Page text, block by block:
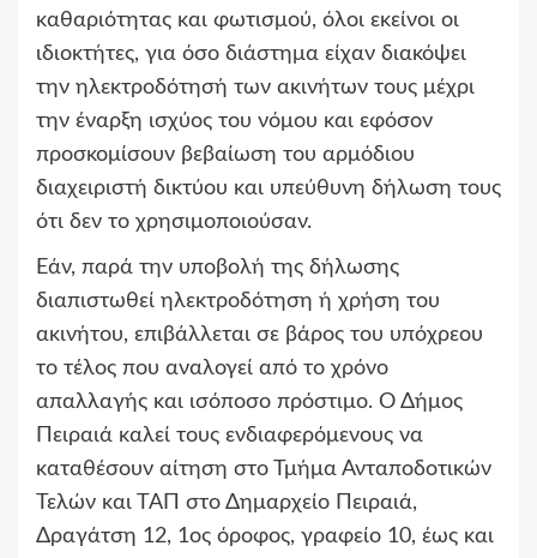
καθαριότητας και φωτισμού, όλοι εκείνοι οι
ιδιοκτήτες, για όσο διάστημα είχαν διακόψει
την ηλεκτροδότησή των ακινήτων τους μέχρι
την έναρξη ισχύος του νόμου και εφόσον
προσκομίσουν βεβαίωση του αρμόδιου
διαχειριστή δικτύου και υπεύθυνη δήλωση τους
ότι δεν το χρησιμοποιούσαν.
Εάν, παρά την υποβολή της δήλωσης
διαπιστωθεί ηλεκτροδότηση ή χρήση του
ακινήτου, επιβάλλεται σε βάρος του υπόχρεου
το τέλος που αναλογεί από το χρόνο
απαλλαγής και ισόποσο πρόστιμο. Ο Δήμος
Πειραιά καλεί τους ενδιαφερόμενους να
καταθέσουν αίτηση στο Τμήμα Ανταποδοτικών
Τελών και ΤΑΠ στο Δημαρχείο Πειραιά,
Δραγάτση 12, 1ος όροφος, γραφείο 10, έως και